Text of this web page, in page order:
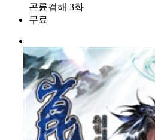
곤륜검해 3화
무료